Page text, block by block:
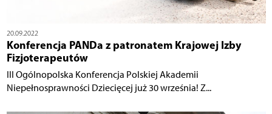
20.09.2022
Konferencja PANDa z patronatem Krajowej Izby
Fizjoterapeutów
III Ogólnopolska Konferencja Polskiej Akademii
Niepełnosprawności Dziecięcej już 30 września! Z...